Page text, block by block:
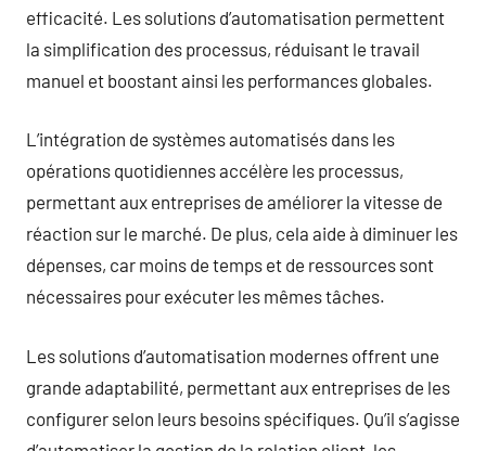
efficacité. Les solutions d’automatisation permettent
la simplification des processus, réduisant le travail
manuel et boostant ainsi les performances globales.
L’intégration de systèmes automatisés dans les
opérations quotidiennes accélère les processus,
permettant aux entreprises de améliorer la vitesse de
réaction sur le marché. De plus, cela aide à diminuer les
dépenses, car moins de temps et de ressources sont
nécessaires pour exécuter les mêmes tâches.
Les solutions d’automatisation modernes offrent une
grande adaptabilité, permettant aux entreprises de les
configurer selon leurs besoins spécifiques. Qu’il s’agisse